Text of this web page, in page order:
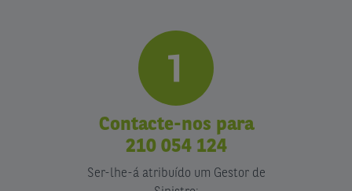
Contacte-nos para
210 054 124
Ser-lhe-á atribuído um Gestor de